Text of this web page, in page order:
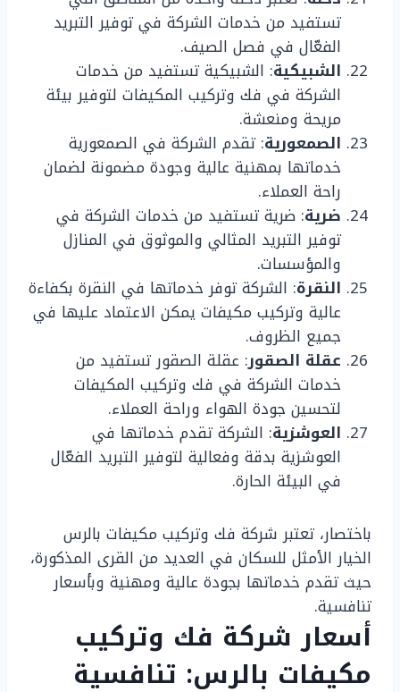
تستفيد من خدمات الشركة في توفير التبريد
الفعّال في فصل الصيف.
الشبيكية: الشبيكية تستفيد من خدمات
الشركة في فك وتركيب المكيفات لتوفير بيئة
مريحة ومنعشة.
الصمعورية: تقدم الشركة في الصمعورية
خدماتها بمهنية عالية وجودة مضمونة لضمان
راحة العملاء.
ضرية: ضرية تستفيد من خدمات الشركة في
توفير التبريد المثالي والموثوق في المنازل
والمؤسسات.
النقرة: الشركة توفر خدماتها في النقرة بكفاءة
عالية وتركيب مكيفات يمكن الاعتماد عليها في
جميع الظروف.
عقلة الصقور: عقلة الصقور تستفيد من
خدمات الشركة في فك وتركيب المكيفات
لتحسين جودة الهواء وراحة العملاء.
العوشزية: الشركة تقدم خدماتها في
العوشزية بدقة وفعالية لتوفير التبريد الفعّال
في البيئة الحارة.
باختصار، تعتبر شركة فك وتركيب مكيفات بالرس
الخيار الأمثل للسكان في العديد من القرى المذكورة،
حيث تقدم خدماتها بجودة عالية ومهنية وبأسعار
تنافسية.
أسعار شركة فك وتركيب
مكيفات بالرس: تنافسية